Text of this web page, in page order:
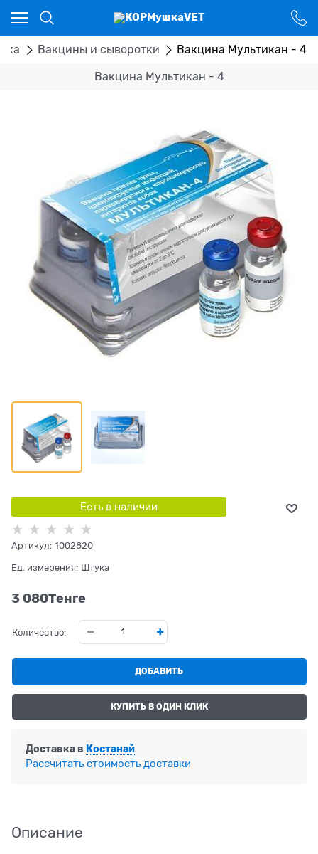
Вакцины и сыворотки Вакцина Мультикан - 4
Вакцина Мультикан - 4
Есть в наличии
Артикул: 1002820
Ед. измерения: Штука
3 080Tенге
Количество:
ДОБАВИТЬ
КУПИТЬ В ОДИН КЛИК
Доставка в Костанай
Рассчитать стоимость доставки
Описание
Ваш город - Костанай,
угадали?
ДА